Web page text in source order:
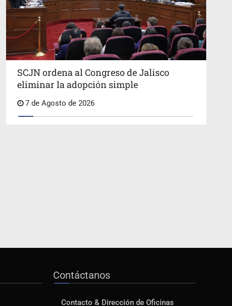
SCJN ordena al Congreso de Jalisco
eliminar la adopción simple
7 de Agosto de 2026
Contáctanos
Contacto & Dirección de Oficinas